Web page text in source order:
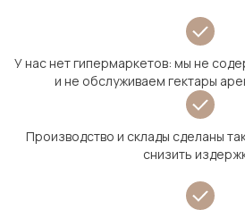
У нас нет гипермаркетов: мы не
и не обслуживаем гектары
Производство и склады сделаны
снизить